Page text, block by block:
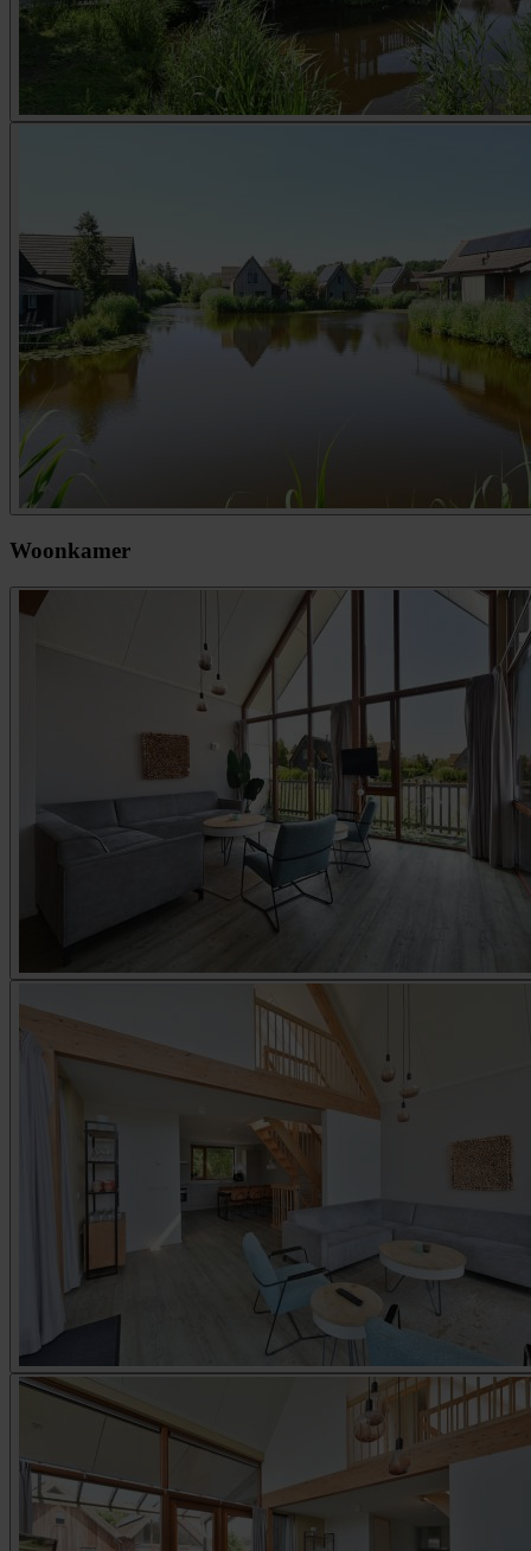
Woonkamer